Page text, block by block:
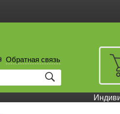
Обратная связь